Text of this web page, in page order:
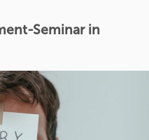
Seminar in